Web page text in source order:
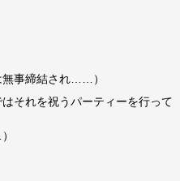
無事締結され……）
それを祝うパーティーを行って